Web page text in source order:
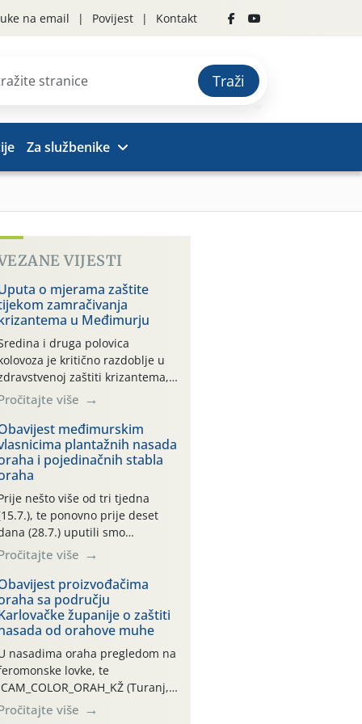
na email Povijest Kontakt
Traži
Za službenike
VIJESTI
o mjerama zaštite
zamračivanja
u Međimurju
i druga polovica
je kritično razdoblje u
zaštiti krizantema,
prije zamračivanja u proteklom
smo mjesecu tri puta upućivali
o preventivnim
zaštite krizantema od
uzročnika bolesti,
i fito-fagnih grinja (23.7.,
06.7.)! Na početku ovog
je zabilježeno je
i ekstremno vruće
razdoblje, uz
temperature […]
više
međimurskim
plantažnih nasada
i pojedinačnih stabla
nešto više od tri tjedna
te ponovno prije deset
(28.7.) uputili smo
vlasnicima plantažnih
nasada oraha i pojedinačnih
o početku leta i
potrebi usmjerenog
orahove muhe
completa)! Već
dana traje drugi
“toplinski udar”, koji
naročito izražen zadnja šest
(31.7.-05.8.), jer najviše
zraka svakodnevno
više
proizvođačima
sa području
županije o zaštiti
od orahove muhe
nasadima oraha pregledom na
lovke, te
CAM_COLOR_ORAH_KŽ (Turanj,
zabilježena je mala
više